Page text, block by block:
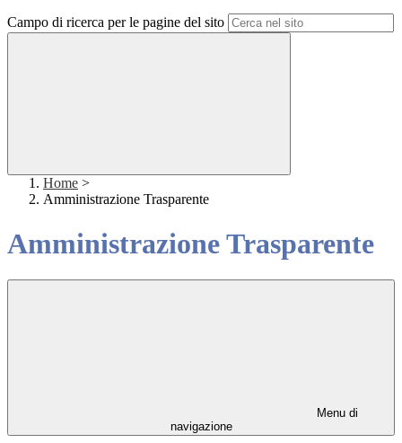
Campo di ricerca per le pagine del sito
Home >
Amministrazione Trasparente
Amministrazione Trasparente
Menu di
navigazione